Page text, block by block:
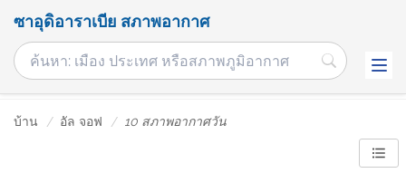
ซาอุดิอาราเบีย สภาพอากาศ
บ้าน อัล จอฟ 10 สภาพอากาศวัน